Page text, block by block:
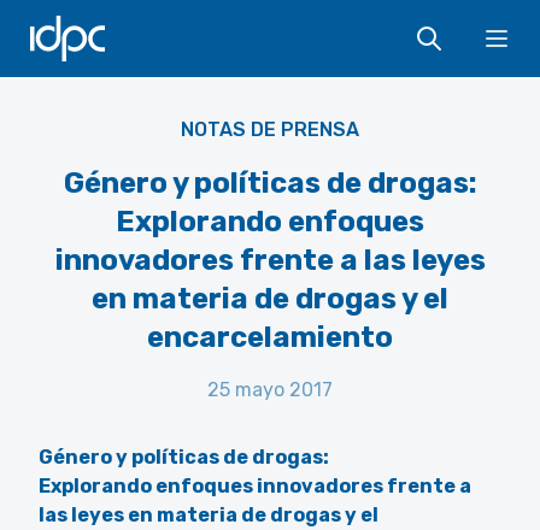
IDPC
NOTAS DE PRENSA
Género y políticas de drogas:
Explorando enfoques
innovadores frente a las leyes
en materia de drogas y el
encarcelamiento
25 mayo 2017
Género y políticas de drogas:
Explorando enfoques innovadores frente a
las leyes en materia de drogas y el